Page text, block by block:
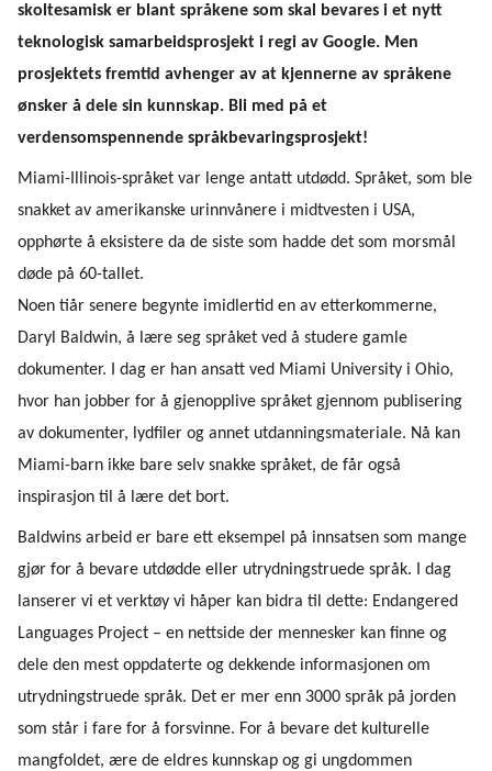
skoltesamisk er blant språkene som skal bevares i et nytt
teknologisk samarbeidsprosjekt i regi av Google. Men
prosjektets fremtid avhenger av at kjennerne av språkene
ønsker å dele sin kunnskap. Bli med på et
verdensomspennende språkbevaringsprosjekt!
Miami-Illinois-språket var lenge antatt utdødd. Språket, som ble
snakket av amerikanske urinnvånere i midtvesten i USA,
opphørte å eksistere da de siste som hadde det som morsmål
døde på 60-tallet.
Noen tiår senere begynte imidlertid en av etterkommerne,
Daryl Baldwin, å lære seg språket ved å studere gamle
dokumenter. I dag er han ansatt ved Miami University i Ohio,
hvor han jobber for å gjenopplive språket gjennom publisering
av dokumenter, lydfiler og annet utdanningsmateriale. Nå kan
Miami-barn ikke bare selv snakke språket, de får også
inspirasjon til å lære det bort.
Baldwins arbeid er bare ett eksempel på innsatsen som mange
gjør for å bevare utdødde eller utrydningstruede språk. I dag
lanserer vi et verktøy vi håper kan bidra til dette: Endangered
Languages Project – en nettside der mennesker kan finne og
dele den mest oppdaterte og dekkende informasjonen om
utrydningstruede språk. Det er mer enn 3000 språk på jorden
som står i fare for å forsvinne. For å bevare det kulturelle
mangfoldet, ære de eldres kunnskap og gi ungdommen